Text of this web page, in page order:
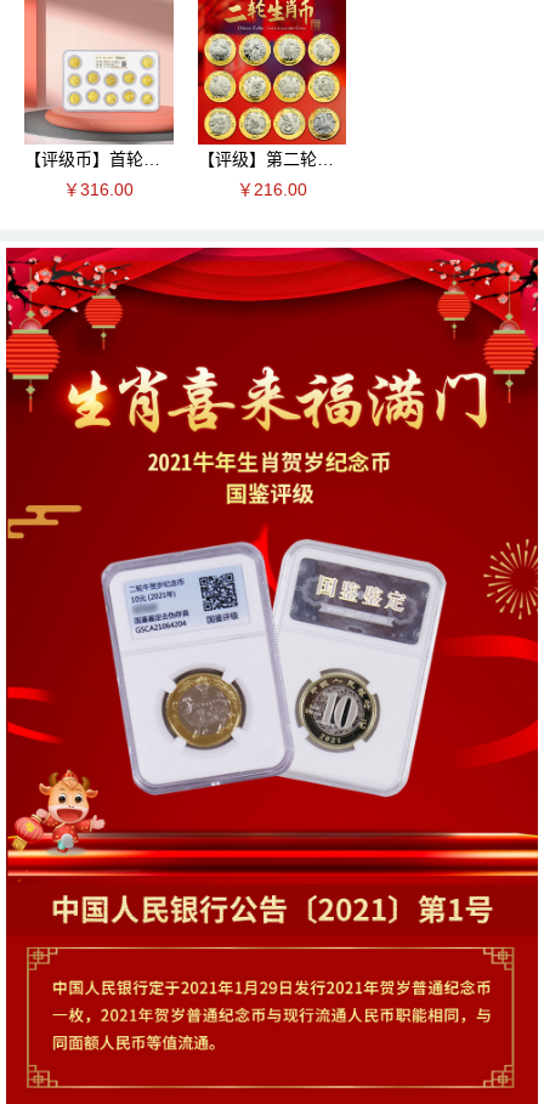
【评级币】首轮十二生肖纪念币
￥316.00
【评级】第二轮十二生肖纪念币12枚
￥216.00